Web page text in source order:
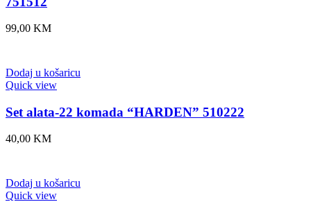
99,00 KM
Dodaj u košaricu
Quick view
Set alata-22 komada “HARDEN” 510222
40,00 KM
Dodaj u košaricu
Quick view